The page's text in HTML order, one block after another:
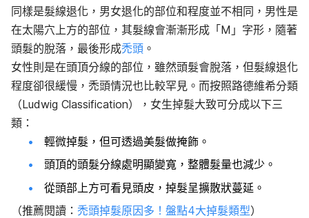
同樣是髮線退化，男女退化的部位和程度並不相同，男性是
在太陽穴上方的部位，其髮線會漸漸形成「M」字形，隨著
頭髮的脫落，最後形成禿頭 。
女性則是在頭頂分線的部位，雖然頭髮會脫落，但髮線退化
程度卻很緩慢，禿頭情況也比較罕見。而按照路德維希分類
（Ludwig Classification），女生掉髮大致可分成以下三
類：
輕微掉髮，但可透過美髮做掩飾。
頭頂的頭髮分線處明顯變寬，整體髮量也減少。
從頭部上方可看見頭皮，掉髮呈擴散狀蔓延。
（推薦閱讀： 禿頭掉髮原因多！盤點4大掉髮類型）